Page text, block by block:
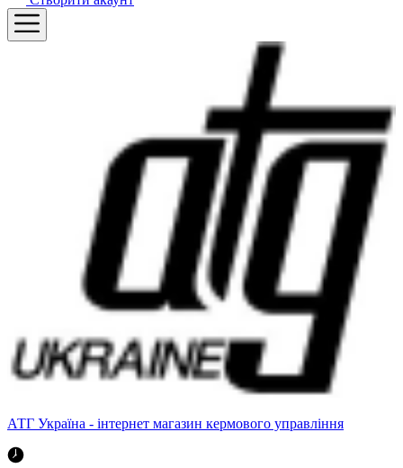
АТГ Україна - інтернет магазин кермового управління